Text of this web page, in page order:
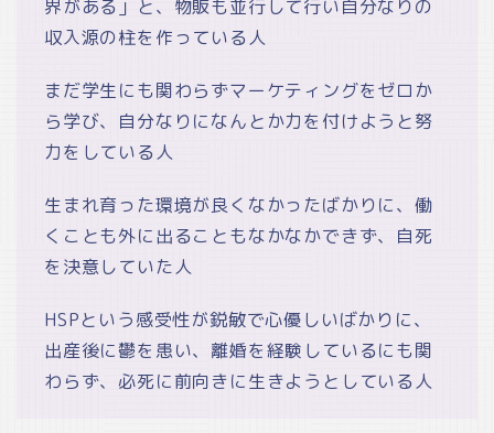
界がある」と、物販も並行して行い自分なりの
収入源の柱を作っている人
まだ学生にも関わらずマーケティングをゼロか
ら学び、自分なりになんとか力を付けようと努
力をしている人
生まれ育った環境が良くなかったばかりに、働
くことも外に出ることもなかなかできず、自死
を決意していた人
HSPという感受性が鋭敏で心優しいばかりに、
出産後に鬱を患い、離婚を経験しているにも関
わらず、必死に前向きに生きようとしている人